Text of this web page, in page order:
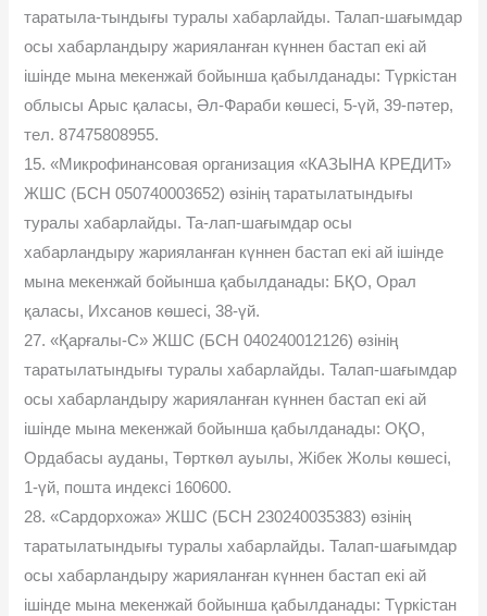
таратыла-тындығы туралы хабарлайды. Талап-шағымдар
осы хабарландыру жарияланған күннен бастап екі ай
ішінде мына мекенжай бойынша қабылданады: Түркістан
облысы Арыс қаласы, Əл-Фараби көшесі, 5-үй, 39-пәтер,
тел. 87475808955.
15. «Микрофинансовая организация «КАЗЫНА КРЕДИТ»
ЖШС (БСН 050740003652) өзінің таратылатындығы
туралы хабарлайды. Та-лап-шағымдар осы
хабарландыру жарияланған күннен бастап екі ай ішінде
мына мекенжай бойынша қабылданады: БҚО, Орал
қаласы, Ихсанов көшесі, 38-үй.
27. «Қарғалы-С» ЖШС (БСН 040240012126) өзінің
таратылатындығы туралы хабарлайды. Талап-шағымдар
осы хабарландыру жарияланған күннен бастап екі ай
ішінде мына мекенжай бойынша қабылданады: ОҚО,
Ордабасы ауданы, Төрткөл ауылы, Жібек Жолы көшесі,
1-үй, пошта индексі 160600.
28. «Сардорхожа» ЖШС (БСН 230240035383) өзінің
таратылатындығы туралы хабарлайды. Талап-шағымдар
осы хабарландыру жарияланған күннен бастап екі ай
ішінде мына мекенжай бойынша қабылданады: Түркістан